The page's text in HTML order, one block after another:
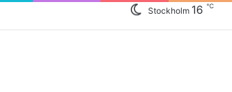
Stockholm 16 ℃